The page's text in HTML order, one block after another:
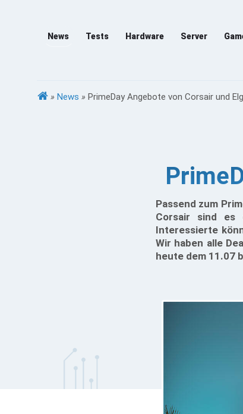
News Tests Hardware Server
» News » PrimeDay Angebote von Corsair und
Passend zum
Corsair sind es
Interessierte
Wir haben alle
heute dem 11.07